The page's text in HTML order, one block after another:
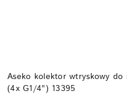
Aseko kolektor wtryskowy
(4x G1/4") 13395